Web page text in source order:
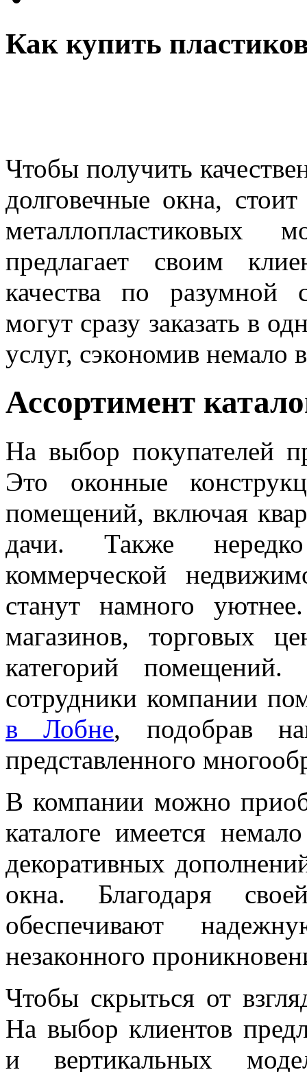
Как купить
Чтобы получить
долговечные окна,
металлопластиковых
предлагает своим
качества по разумной
могут сразу заказать в
услуг, сэкономив немало
Ассортимент
На выбор покупателей
Это оконные
помещений, включая
дачи. Также
коммерческой
станут намного
магазинов, торговых
категорий
сотрудники компании
в Лобне, подобрав
представленного
В компании можно
каталоге имеется
декоративных
окна. Благодаря
обеспечивают
незаконного
Чтобы скрыться от
На выбор клиентов
и вертикальных